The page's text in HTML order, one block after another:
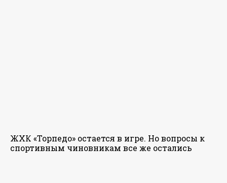
ЖХК «Торпедо» остается в игре. Но вопросы к
спортивным чиновникам все же остались